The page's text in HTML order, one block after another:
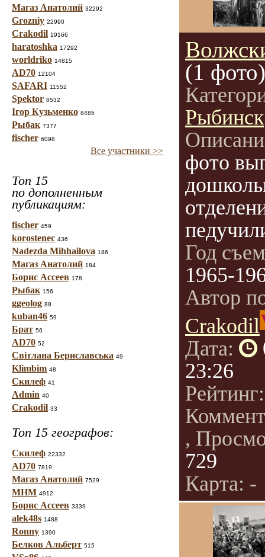
Магаз Анатолий 32292
Grozniy 22990
Crakodil 19166
haratoshka 17292
worldriko 14815
AD70 12104
SAFARI 11552
Spektor 8532
Ігор Кузьменко 8485
Рыбак 7377
fischer 6098
Все участники >>
Топ 15
по дополненным
публикациям:
fischer 459
korostenec 436
Nadezda Mihhailova 186
Магаз Анатолий 184
Борис Ассеев 178
Рыбак 156
ggeolog 88
kuban46 59
Брат 56
AD70 52
Світлана Бериславська 49
Klimbim 48
Скилеф 41
Admin 40
Crakodil 33
Топ 15 географов:
Скилеф 22332
AD70 7819
Магаз Анатолий 7529
МНМ 4912
Борис Ассеев 3339
alek48s 1488
Ronny 1390
Белков Альберт 515
(1 фото)
Рыбинск
фото
Год
1965-
Автор
Crakodil
Дата:
23:26
,
729
Карта: -